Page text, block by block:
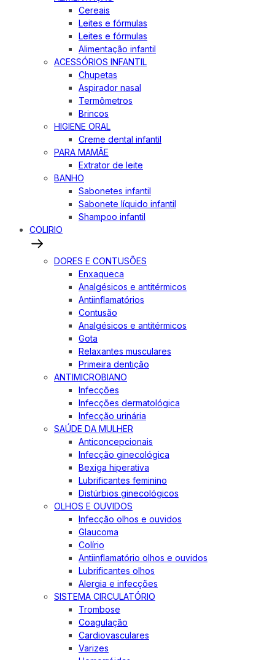
Cereais
Leites e fórmulas
Leites e fórmulas
Alimentação infantil
ACESSÓRIOS INFANTIL
Chupetas
Aspirador nasal
Termômetros
Brincos
HIGIENE ORAL
Creme dental infantil
PARA MAMÃE
Extrator de leite
BANHO
Sabonetes infantil
Sabonete líquido infantil
Shampoo infantil
COLIRIO
DORES E CONTUSÕES
Enxaqueca
Analgésicos e antitérmicos
Antiinflamatórios
Contusão
Analgésicos e antitérmicos
Gota
Relaxantes musculares
Primeira dentição
ANTIMICROBIANO
Infecções
Infecções dermatológica
Infecção urinária
SAÚDE DA MULHER
Anticoncepcionais
Infecção ginecológica
Bexiga hiperativa
Lubrificantes feminino
Distúrbios ginecológicos
OLHOS E OUVIDOS
Infecção olhos e ouvidos
Glaucoma
Colírio
Antiinflamatório olhos e ouvidos
Lubrificantes olhos
Alergia e infecções
SISTEMA CIRCULATÓRIO
Trombose
Coagulação
Cardiovasculares
Varizes